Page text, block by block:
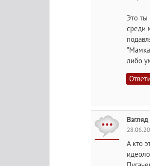
Это ты
среди
либо
А кто